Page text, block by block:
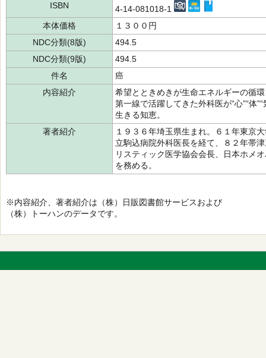
ISBN
4-14-081018-1
本体価格
１３００円
NDC分類(8版)
494.5
NDC分類(9版)
494.5
件名
癌
内容紹介
希望とときめきが生命エネルギーの循
第一線で活躍してきた外科医が“心”“体
生きる知恵。
著者紹介
１９３６年埼玉県生まれ。６１年東京
立駒込病院外科医長を経て、８２年帯
リスティック医学協会会長、日本ホメ
を務める。
※内容紹介、著者紹介は（株）日販図書館サービスおよび
（株）トーハンのデータです。